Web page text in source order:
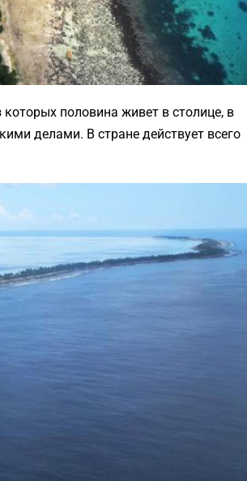
половина живет в столице, в
делами. В стране действует всего